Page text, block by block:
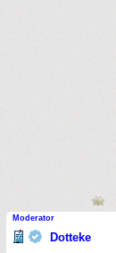
Moderator
Dotteke